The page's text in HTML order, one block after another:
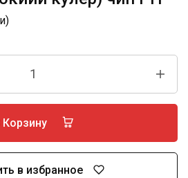
Корзину
в избранное